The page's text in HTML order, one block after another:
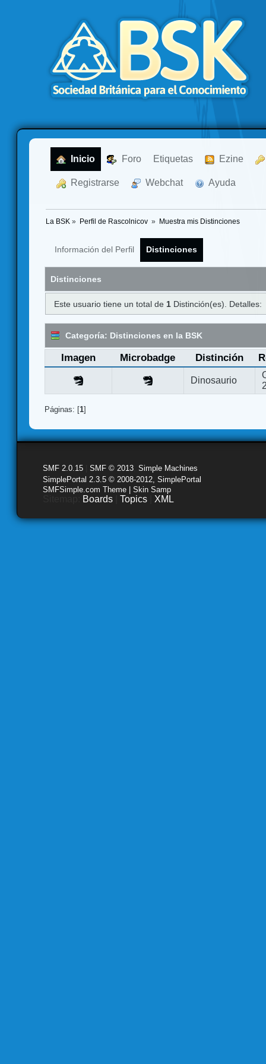
Inicio Foro Etiquetas Ezine
Registrarse Webchat Ayuda
La BSK » Perfil de Rascolnicov » Muestra mis Distinciones
Información del Perfil Distinciones
Distinciones
Este usuario tiene un total de 1 Distinción(es). Detalles:
Categoría: Distinciones en la BSK
Imagen Microbadge Distinción
Dinosaurio
Páginas: [1]
SMF 2.0.15 SMF © 2013 Simple Machines
SimplePortal 2.3.5 © 2008-2012, SimplePortal
SMFSimple.com Theme | Skin Samp
Boards Topics XML